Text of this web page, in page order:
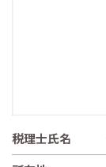
税理士氏名